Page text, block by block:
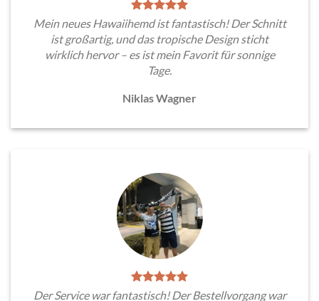
Mein neues Hawaiihemd ist fantastisch! Der Schnitt
ist großartig, und das tropische Design sticht
wirklich hervor – es ist mein Favorit für sonnige
Tage.
Niklas Wagner
Der Service war fantastisch! Der Bestellvorgang war